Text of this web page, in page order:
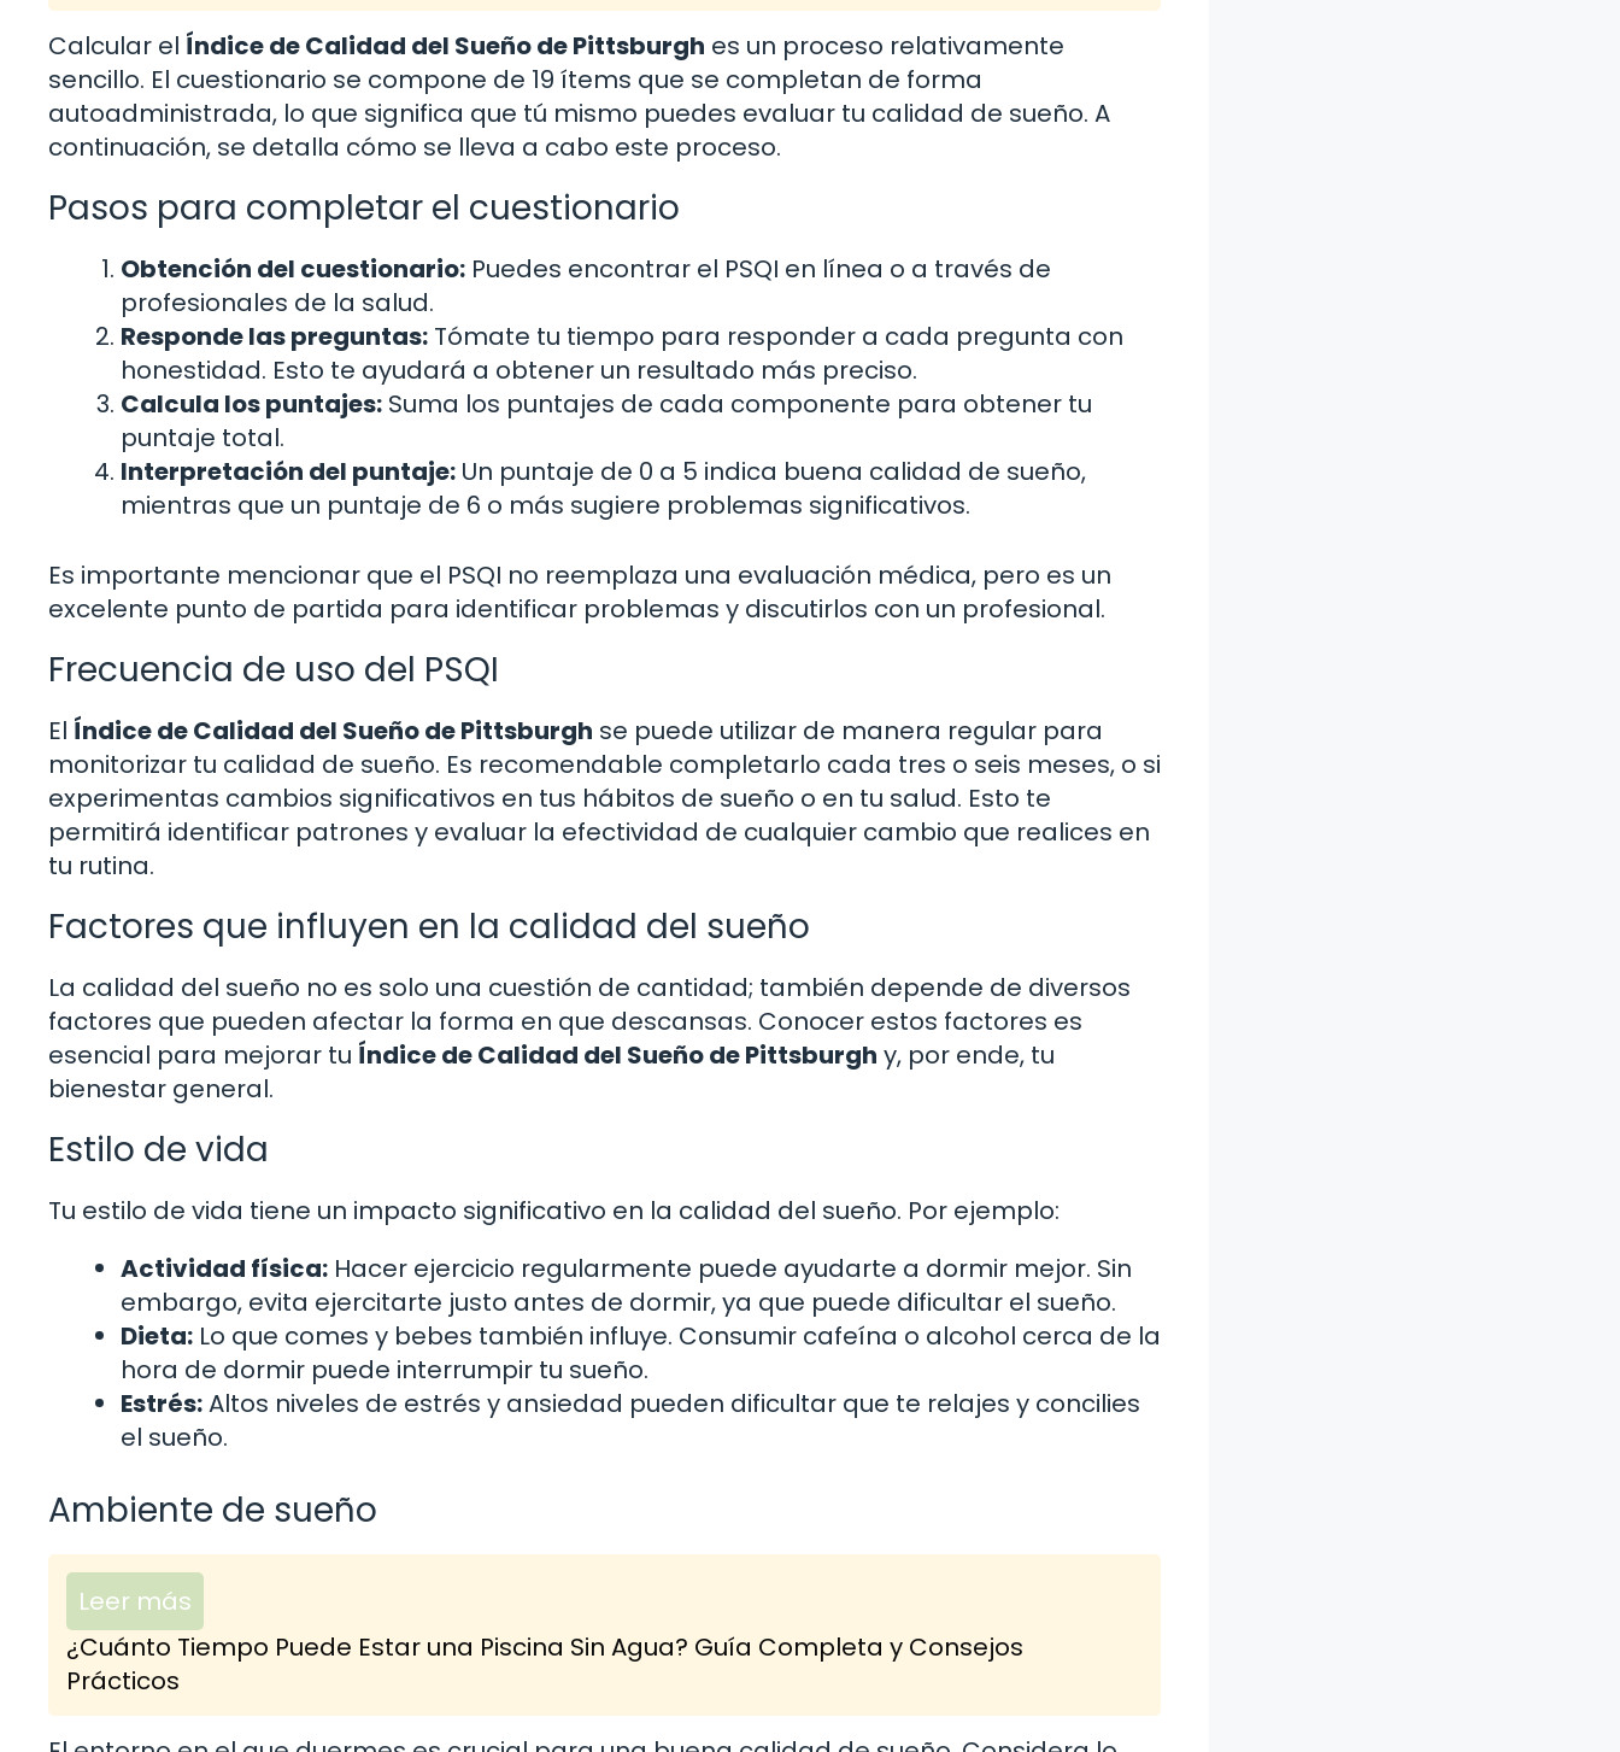
Calcular el Índice de Calidad del Sueño de Pittsburgh es un proceso relativamente
sencillo. El cuestionario se compone de 19 ítems que se completan de forma
autoadministrada, lo que significa que tú mismo puedes evaluar tu calidad de sueño. A
continuación, se detalla cómo se lleva a cabo este proceso.
Pasos para completar el cuestionario
Obtención del cuestionario: Puedes encontrar el PSQI en línea o a través de
profesionales de la salud.
Responde las preguntas: Tómate tu tiempo para responder a cada pregunta con
honestidad. Esto te ayudará a obtener un resultado más preciso.
Calcula los puntajes: Suma los puntajes de cada componente para obtener tu
puntaje total.
Interpretación del puntaje: Un puntaje de 0 a 5 indica buena calidad de sueño,
mientras que un puntaje de 6 o más sugiere problemas significativos.
Es importante mencionar que el PSQI no reemplaza una evaluación médica, pero es un
excelente punto de partida para identificar problemas y discutirlos con un profesional.
Frecuencia de uso del PSQI
El Índice de Calidad del Sueño de Pittsburgh se puede utilizar de manera regular para
monitorizar tu calidad de sueño. Es recomendable completarlo cada tres o seis meses, o si
experimentas cambios significativos en tus hábitos de sueño o en tu salud. Esto te
permitirá identificar patrones y evaluar la efectividad de cualquier cambio que realices en
tu rutina.
Factores que influyen en la calidad del sueño
La calidad del sueño no es solo una cuestión de cantidad; también depende de diversos
factores que pueden afectar la forma en que descansas. Conocer estos factores es
esencial para mejorar tu Índice de Calidad del Sueño de Pittsburgh y, por ende, tu
bienestar general.
Estilo de vida
Tu estilo de vida tiene un impacto significativo en la calidad del sueño. Por ejemplo:
Actividad física: Hacer ejercicio regularmente puede ayudarte a dormir mejor. Sin
embargo, evita ejercitarte justo antes de dormir, ya que puede dificultar el sueño.
Dieta: Lo que comes y bebes también influye. Consumir cafeína o alcohol cerca de la
hora de dormir puede interrumpir tu sueño.
Estrés:Altos niveles de estrés y ansiedad pueden dificultar que te relajes y concilies
el sueño.
Ambiente de sueño
Leer más
¿Cuánto Tiempo Puede Estar una Piscina Sin Agua? Guía Completa y Consejos
Prácticos